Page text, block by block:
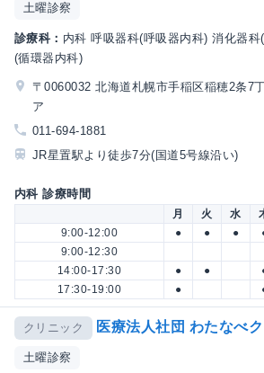
土曜診察
診療科： 内科 呼吸器科(呼吸器内科) 消化器
(循環器内科)
〒0060032 北海道札幌市手稲区稲穂2条7
ア
011-694-1881
JR星置駅より徒歩7分(国道5号線沿い)
内科 診療時間
月 火 水
9:00-12:00
● ● ●
9:00-12:30
14:00-17:30
● ●
17:30-19:00
●
クリニック 医療法人社団 わたなべ
土曜診察